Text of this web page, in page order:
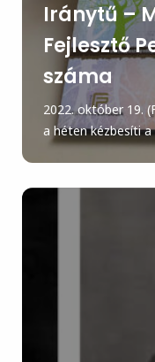
Iránytű –
Fejlesztő
száma
2022. október 19.
a héten kézbesíti